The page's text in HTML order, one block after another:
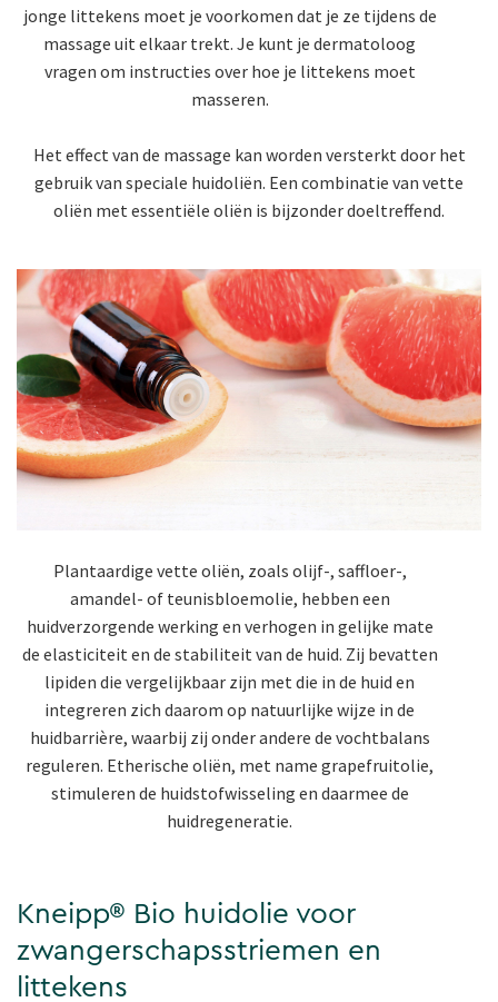
jonge littekens moet je voorkomen dat je ze tijdens de
massage uit elkaar trekt. Je kunt je dermatoloog
vragen om instructies over hoe je littekens moet
masseren.
Het effect van de massage kan worden versterkt door het
gebruik van speciale huidoliën. Een combinatie van vette
oliën met essentiële oliën is bijzonder doeltreffend.
Plantaardige vette oliën, zoals olijf-, saffloer-,
amandel- of teunisbloemolie, hebben een
huidverzorgende werking en verhogen in gelijke mate
de elasticiteit en de stabiliteit van de huid. Zij bevatten
lipiden die vergelijkbaar zijn met die in de huid en
integreren zich daarom op natuurlijke wijze in de
huidbarrière, waarbij zij onder andere de vochtbalans
reguleren. Etherische oliën, met name grapefruitolie,
stimuleren de huidstofwisseling en daarmee de
huidregeneratie.
Kneipp® Bio huidolie voor
zwangerschapsstriemen en
littekens